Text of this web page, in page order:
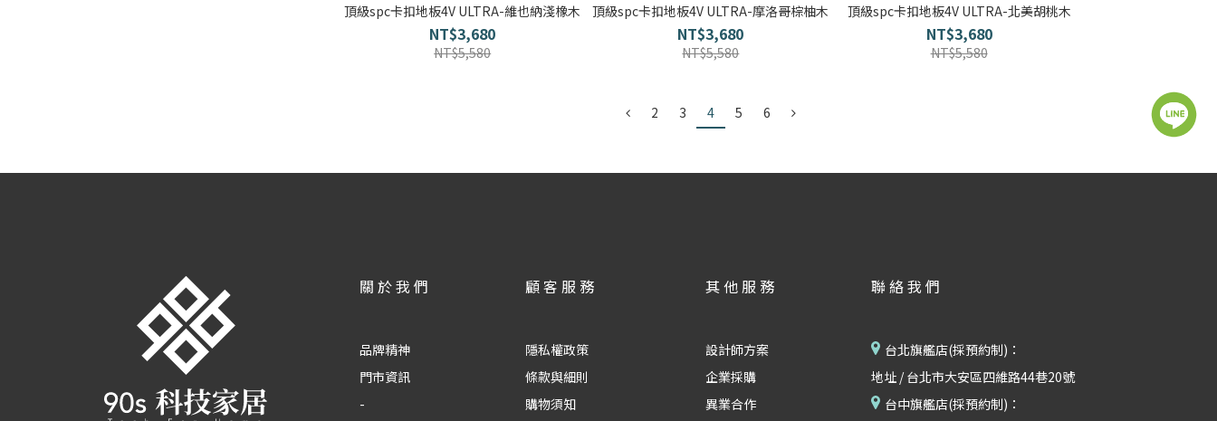
頂級spc卡扣地板4V ULTRA-維也納淺橡木
NT$3,680
NT$5,580
頂級spc卡扣地板4V ULTRA-摩洛哥棕柚木
NT$3,680
NT$5,580
頂級spc卡扣地板4V ULTRA-北美胡桃木
NT$3,680
NT$5,580
2 3 4 5 6
關於我們
品牌精神
門市資訊
-
顧客服務
隱私權政策
條款與細則
購物須知
其他服務
設計師方案
企業採購
異業合作
聯絡我們
台北旗艦店(採預約制)：
地址 / 台北市大安區四維路44巷20號
台中旗艦店(採預約制)：